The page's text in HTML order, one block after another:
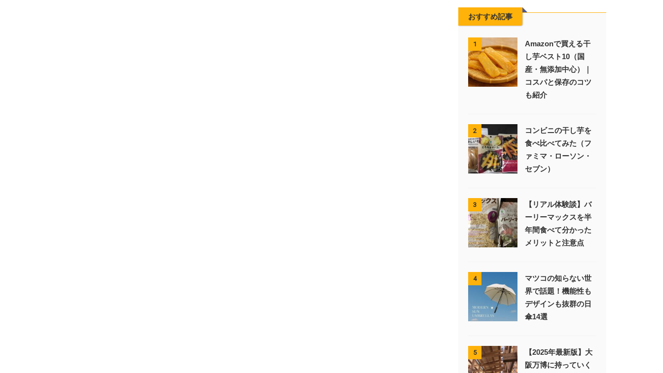
おすすめ記事
1
Amazonで買える干
し芋ベスト10（国
産・無添加中心）｜
コスパと保存のコツ
も紹介
2
コンビニの干し芋を
食べ比べてみた（フ
ァミマ・ローソン・
セブン）
3
【リアル体験談】バ
ーリーマックスを半
年間食べて分かった
メリットと注意点
4
マツコの知らない世
界で話題！機能性も
デザインも抜群の日
傘14選
5
【2025年最新版】大
阪万博に持っていく